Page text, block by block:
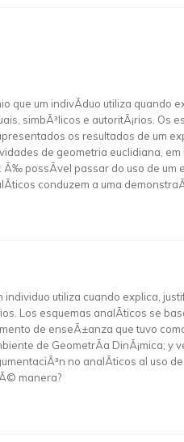
que um indivÃ­duo utiliza quando
simbÃ³licos e autoritÃ¡rios.
os resultados de um
de geometria euclidiana,
possÃ­vel passar do uso de
conduzem a uma
utiliza cuando explica,
Los esquemas analÃ­ticos se
de enseÃ±anza que tuvo
de GeometrÃ­a DinÃ¡mica;
no analÃ­ticos al uso
manera?